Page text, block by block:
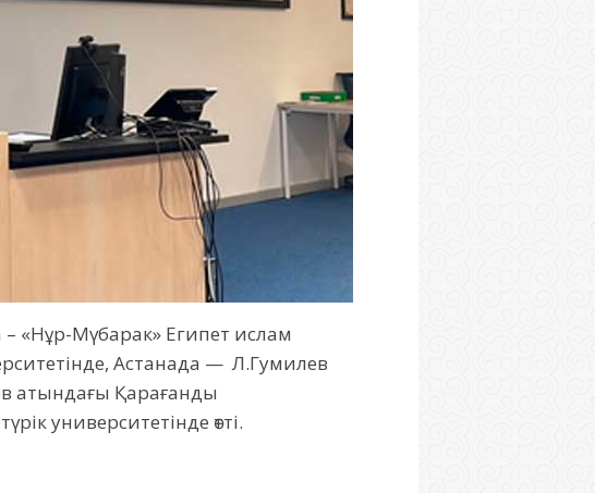
– «Нұр-Мүбарак» Египет ислам
Астанада — Л.Гумилев
атындағы Қарағанды
университетінде өтті.